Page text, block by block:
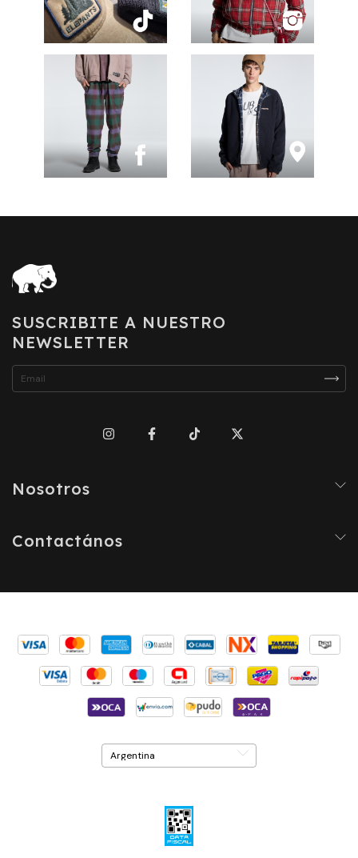
SUSCRIBITE A NUESTRO
NEWSLETTER
Nosotros
Contactános